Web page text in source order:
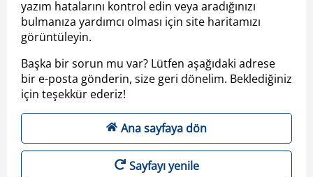
yazım hatalarını kontrol edin veya aradığınızı
bulmanıza yardımcı olması için site haritamızı
görüntüleyin.
Başka bir sorun mu var? Lütfen aşağıdaki adrese
bir e-posta gönderin, size geri dönelim. Beklediğiniz
için teşekkür ederiz!
Ana sayfaya dön
Sayfayı yenile